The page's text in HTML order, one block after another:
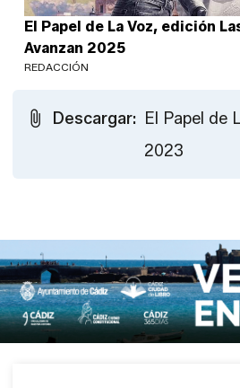
El Papel de La Voz, edición
Avanzan 2025
REDACCIÓN
Descargar: El Papel de
2023